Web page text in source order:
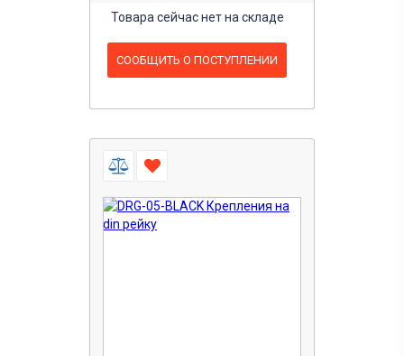
Товара сейчас нет на складе
СООБЩИТЬ О ПОСТУПЛЕНИИ